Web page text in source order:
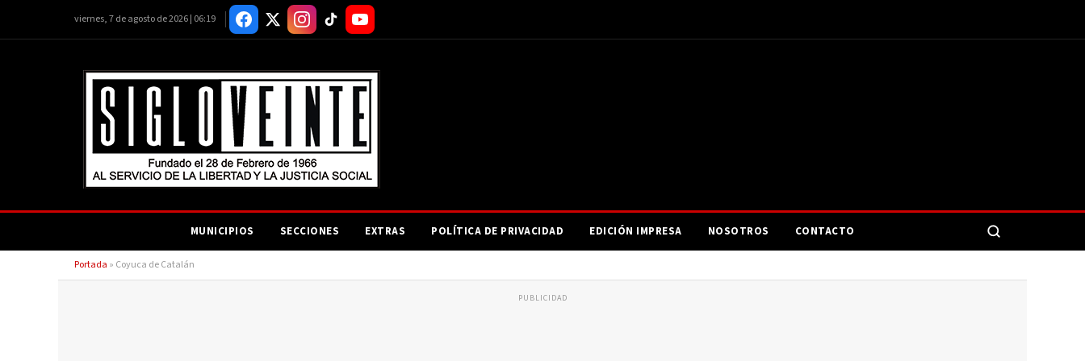
viernes, 7 de agosto de 2026 | 06:19
MUNICIPIOS SECCIONES EXTRAS POLÍTICA DE PRIVACIDAD EDICIÓN IMPRESA NOSOTROS CONTACTO
Portada » Coyuca de Catalán
PUBLICIDAD